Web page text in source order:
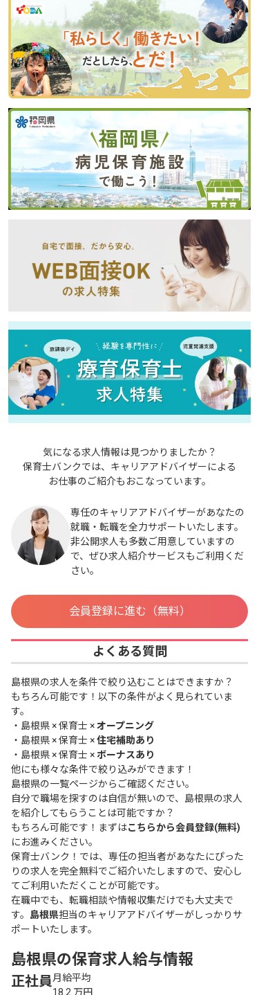
気になる求人情報は見つかりましたか？
保育士バンクでは、キャリアアドバイザーによる
お仕事のご紹介もおこなっています。
専任のキャリアアドバイザーがあなたの
就職・転職を全力サポートいたします。
非公開求人も多数ご用意していますの
で、ぜひ求人紹介サービスもご利用くだ
さい。
会員登録に進む（無料）
よくある質問
島根県の求人を条件で絞り込むことはできますか？
もちろん可能です！以下の条件がよく見られていま
す。
・ 島根県 × 保育士 ×オープニング
・ 島根県 × 保育士 ×住宅補助あり
・ 島根県 × 保育士 ×ボーナスあり
他にも様々な条件で絞り込みができます！
島根県の一覧ページからご確認ください。
自分で職場を探すのは自信が無いので、島根県の求人
を紹介してもらうことは可能ですか？
もちろん可能です！まずはこちらから会員登録(無料)
にお進みください。
保育士バンク！では、専任の担当者があなたにぴった
りの求人を完全無料でご紹介いたしますので、安心し
てご利用いただくことが可能です。
在職中でも、転職相談や情報収集だけでも大丈夫で
す。 島根県担当のキャリアアドバイザーがしっかりサ
ポートいたします。
島根県の保育求人給与情報
正社員月給平均
18.2 万円